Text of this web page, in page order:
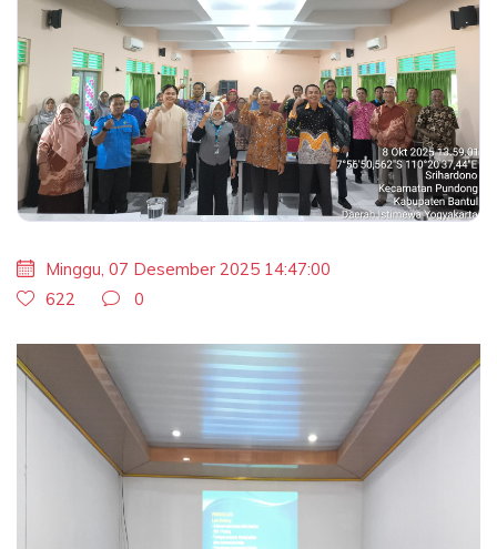
Minggu, 07 Desember 2025 14:47:00
622
0